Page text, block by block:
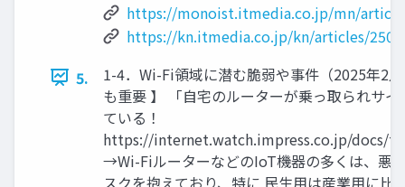
https://monoist.itmedia.co.jp/mn/
https://kn.itmedia.co.jp/kn/articles/
5.
1-4．Wi-Fi領域に潜む脆弱や事件（2025年2
も重要 】 「自宅のルーターが乗っ取られサ
ている！
https://internet.watch.impress.co.jp/docs/
→Wi-FiルーターなどのIoT機器の多くは、悪
スクを抱えており、特に 民生用は産業用に比